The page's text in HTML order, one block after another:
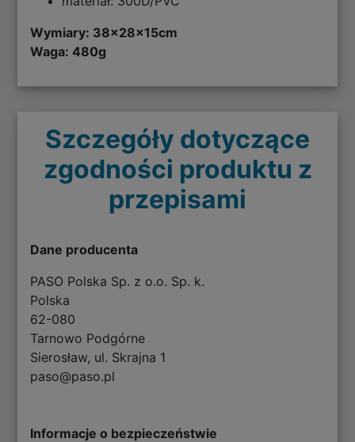
Wymiary: 38x28x15cm
Waga: 480g
Szczegóły dotyczące
zgodności produktu z
przepisami
Dane producenta
PASO Polska Sp. z o.o. Sp. k.
Polska
62-080
Tarnowo Podgórne
Sierosław, ul. Skrajna 1
paso@paso.pl
Informacje o bezpieczeństwie